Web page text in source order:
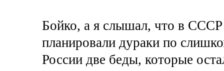
Бойко, а я слышал, что в СССР
планировали дураки по
России две беды, которые